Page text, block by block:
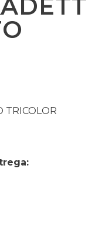
TRICOLOR